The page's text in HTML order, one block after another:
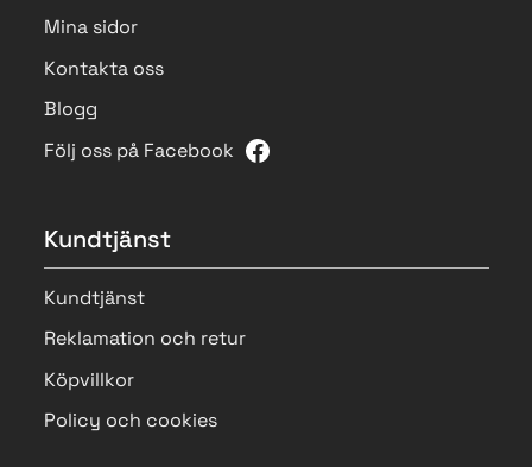
Mina sidor
Kontakta oss
Blogg
Följ oss på Facebook
Kundtjänst
Kundtjänst
Reklamation och retur
Köpvillkor
Policy och cookies